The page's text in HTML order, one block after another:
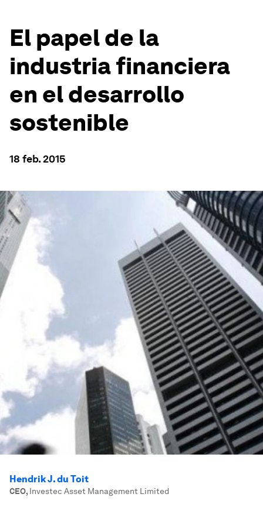
El papel de la
industria financiera
en el desarrollo
sostenible
18 feb. 2015
Hendrik J. du Toit
CEO, Investec Asset Management Limited